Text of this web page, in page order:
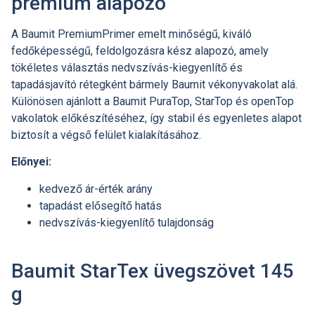
A Baumit PremiumPrimer emelt minőségű, kiváló
fedőképességű, feldolgozásra kész alapozó, amely
tökéletes választás nedvszívás-kiegyenlítő és
tapadásjavító rétegként bármely Baumit vékonyvakolat alá.
Különösen ajánlott a Baumit PuraTop, StarTop és openTop
vakolatok előkészítéséhez, így stabil és egyenletes alapot
biztosít a végső felület kialakításához.
Előnyei:
kedvező ár-érték arány
tapadást elősegítő hatás
nedvszívás-kiegyenlítő tulajdonság
Baumit StarTex üvegszövet 145
g